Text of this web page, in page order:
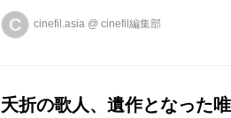
歳の若さで命を絶ち、デビュー作にし
めや非正規雇用を経験しながら、それで
C cinefil.asia @ cinefil編集部
夭折の歌人、遺作となった